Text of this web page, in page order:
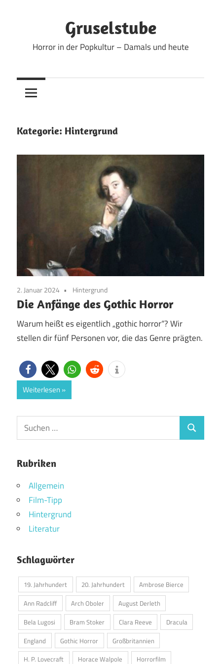
Gruselstube
Horror in der Popkultur – Damals und heute
Kategorie: Hintergrund
2. Januar 2024 Hintergrund
Die Anfänge des Gothic Horror
Warum heißt es eigentlich „gothic horror“? Wir
stellen dir fünf Personen vor, die das Genre prägten.
Weiterlesen
Suchen
nach:
Suchen
Rubriken
Allgemein
Film-Tipp
Hintergrund
Literatur
Schlagwörter
19. Jahrhundert 20. Jahrhundert
Ambrose Bierce
Ann Radcliff
Arch Oboler
August Derleth
Bela Lugosi
Bram Stoker Clara Reeve
Dracula
England
Gothic Horror
Großbritannien
H. P. Lovecraft
Horace Walpole
Horrorfilm